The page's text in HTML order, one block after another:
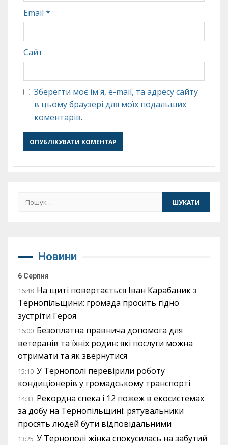
Email *
Сайт
Зберегти моє ім'я, e-mail, та адресу сайту
в цьому браузері для моїх подальших
коментарів.
Пошук:
Новини
6 Серпня
16:48 На щиті повертається Іван Карабаник з
Тернопільщини: громада просить гідно
зустріти Героя
16:00 Безоплатна правнича допомога для
ветеранів та їхніх родин: які послуги можна
отримати та як звернутися
15:10 У Тернополі перевірили роботу
кондиціонерів у громадському транспорті
14:33 Рекордна спека і 12 пожеж в екосистемах
за добу на Тернопільщині: рятувальники
просять людей бути відповідальними
13:25 У Тернополі жінка спокусилась на забутий